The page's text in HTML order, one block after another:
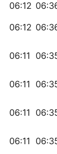
06:12
06:12
06:11
06:11
06:11
06:11